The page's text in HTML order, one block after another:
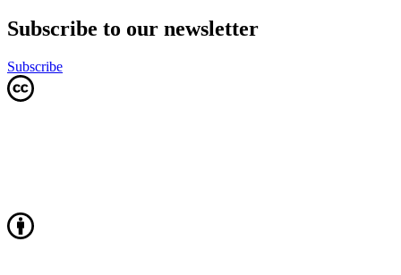
Subscribe to our newsletter
Subscribe